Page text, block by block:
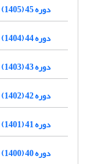
دوره 45 (1405)
دوره 44 (1404)
دوره 43 (1403)
دوره 42 (1402)
دوره 41 (1401)
دوره 40 (1400)